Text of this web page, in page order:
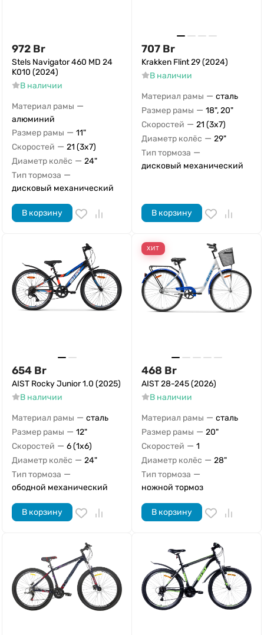
972 Br
Stels Navigator 460 MD 24
K010 (2024)
В наличии
Материал рамы —
алюминий
Размер рамы — 11"
Скоростей — 21 (3x7)
Диаметр колёс — 24"
Тип тормоза —
дисковый механический
В корзину
707 Br
Krakken Flint 29 (2024)
В наличии
Материал рамы — сталь
Размер рамы — 18", 20"
Скоростей — 21 (3x7)
Диаметр колёс — 29"
Тип тормоза —
дисковый механический
В корзину
654 Br
AIST Rocky Junior 1.0 (2025)
В наличии
Материал рамы — сталь
Размер рамы — 12"
Скоростей — 6 (1x6)
Диаметр колёс — 24"
Тип тормоза —
ободной механический
В корзину
ХИТ
468 Br
AIST 28-245 (2026)
В наличии
Материал рамы — сталь
Размер рамы — 20"
Скоростей — 1
Диаметр колёс — 28"
Тип тормоза —
ножной тормоз
В корзину